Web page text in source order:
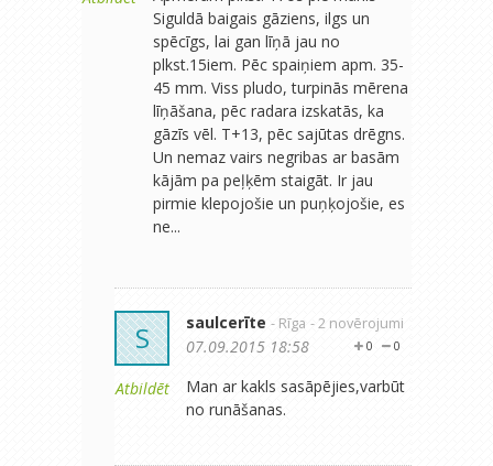
Siguldā baigais gāziens, ilgs un
spēcīgs, lai gan līņā jau no
plkst.15iem. Pēc spaiņiem apm. 35-
45 mm. Viss pludo, turpinās mērena
līņāšana, pēc radara izskatās, ka
gāzīs vēl. T+13, pēc sajūtas drēgns.
Un nemaz vairs negribas ar basām
kājām pa peļķēm staigāt. Ir jau
pirmie klepojošie un puņķojošie, es
ne...
S
Atbildēt
saulcerīte - Rīga - 2 novērojumi
0
0
07.09.2015 18:58
Man ar kakls sasāpējies,varbūt
no runāšanas.